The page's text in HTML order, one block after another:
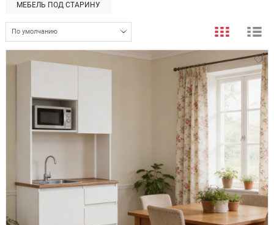
МЕБЕЛЬ ПОД СТАРИНУ
По умолчанию